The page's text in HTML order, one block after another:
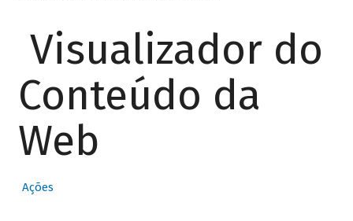
Visualizador do
Conteúdo da
Web
Ações